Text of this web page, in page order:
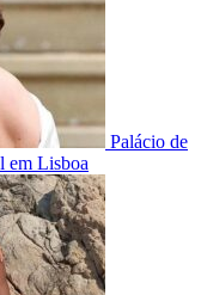
Palácio de
em Lisboa